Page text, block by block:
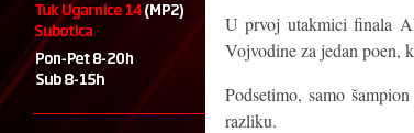
U prvoj utakmici finala
Vojvodine za jedan poen,
Podsetimo, samo
razliku.